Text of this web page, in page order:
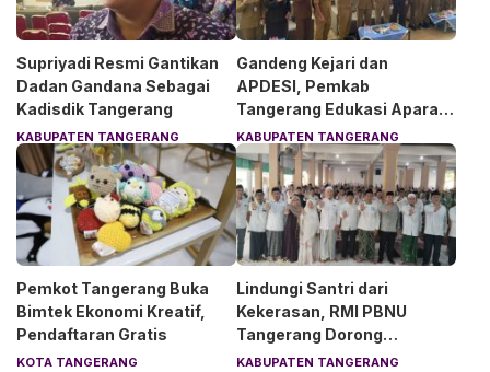
Supriyadi Resmi Gantikan
Dadan Gandana Sebagai
Kadisdik Tangerang
KABUPATEN TANGERANG
Gandeng Kejari dan
APDESI, Pemkab
Tangerang Edukasi Aparat
Desa Soal Hukum
KABUPATEN TANGERANG
Pemkot Tangerang Buka
Bimtek Ekonomi Kreatif,
Pendaftaran Gratis
KOTA TANGERANG
Lindungi Santri dari
Kekerasan, RMI PBNU
Tangerang Dorong
Lingkungan Pesantren
KABUPATEN TANGERANG